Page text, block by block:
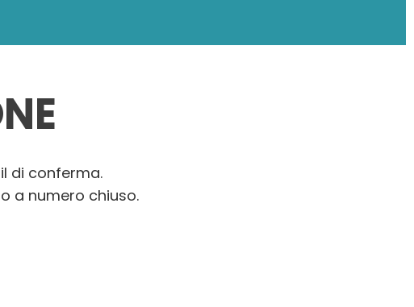
di conferma.
a numero chiuso.